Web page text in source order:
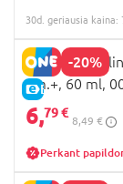
30d. geriausia kaina:
-20%
E-KAINA
CHICCO
2m.+, 60 ml,
6,79 €
8,49 €
Perkant